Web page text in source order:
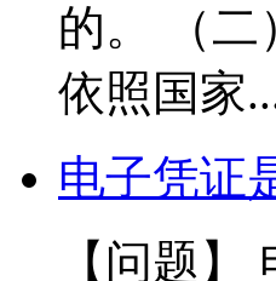
的。 （二
依照国家
电子凭证
【问题